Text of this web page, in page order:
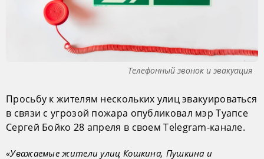
Телефонный звонок и эвакуация
Просьбу к жителям нескольких улиц эвакуироваться
в связи с угрозой пожара опубликовал мэр Туапсе
Сергей Бойко 28 апреля в своем Telegram-канале.
«Уважаемые жители улиц Кошкина, Пушкина и